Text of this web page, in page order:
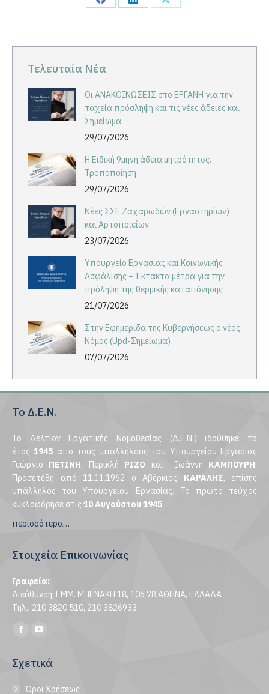
Share Share Share
Τελευταία Νέα
Οι ΑΝΑΚΟΙΝΩΣΕΙΣ στο ΕΡΓΑΝΗ για την
ταχεία πρόσληψη και τις νέες άδειες και
Σημείωμα
29/07/2026
Η Ειδική 9μηνη άδεια μητρότητος.
Τροποποίηση
29/07/2026
Νέες ΣΣΕ Ζαχαρωδών (Εργαστηρίων)
και Αρτοποιείων
23/07/2026
Υπουργείο Εργασίας και Κοινωνικής
Ασφάλισης – Έκτακτα μέτρα για την
πρόληψη της θερμικής καταπόνησης
21/07/2026
Στην Εφημερίδα της Κυβερνήσεως ο νέος
Νόμος (Upd-Σημείωμα)
07/07/2026
Το Δ.Ε.Ν.
Το Δελτίον Εργατικής Νομοθεσίας (Δ.Ε.Ν.) ιδρύθηκε το
έτος1945 απο τους υπαλλήλους του Υπουργείου Εργασίας
Γεώργιο ΠΕΤΙΝΗ, Περικλή ΡΙΖΟ και Ιωάννη ΚΑΜΠΟΥΡΗ.
Προσετέθη από 11.11.1962 ο Αβέρκιος ΚΑΡΑΛΗΣ, επίσης
υπάλληλος του Υπουργείου Εργασίας. Το πρώτο τεύχος
κυκλοφόρησε στις 10 Αυγούστου 1945.
περισσότερα…
Στοιχεία Επικοινωνίας
Γραφεία:
Διεύθυνση: ΕΜΜ. ΜΠΕΝΑΚΗ 18, 106 78 ΑΘΗΝΑ, ΕΛΛΑΔΑ
Τηλ.: 210 3820 510, 210 3826933
Find us on:
Facebook
opens
in
opens
Σχετικά
Όροι Χρήσεως